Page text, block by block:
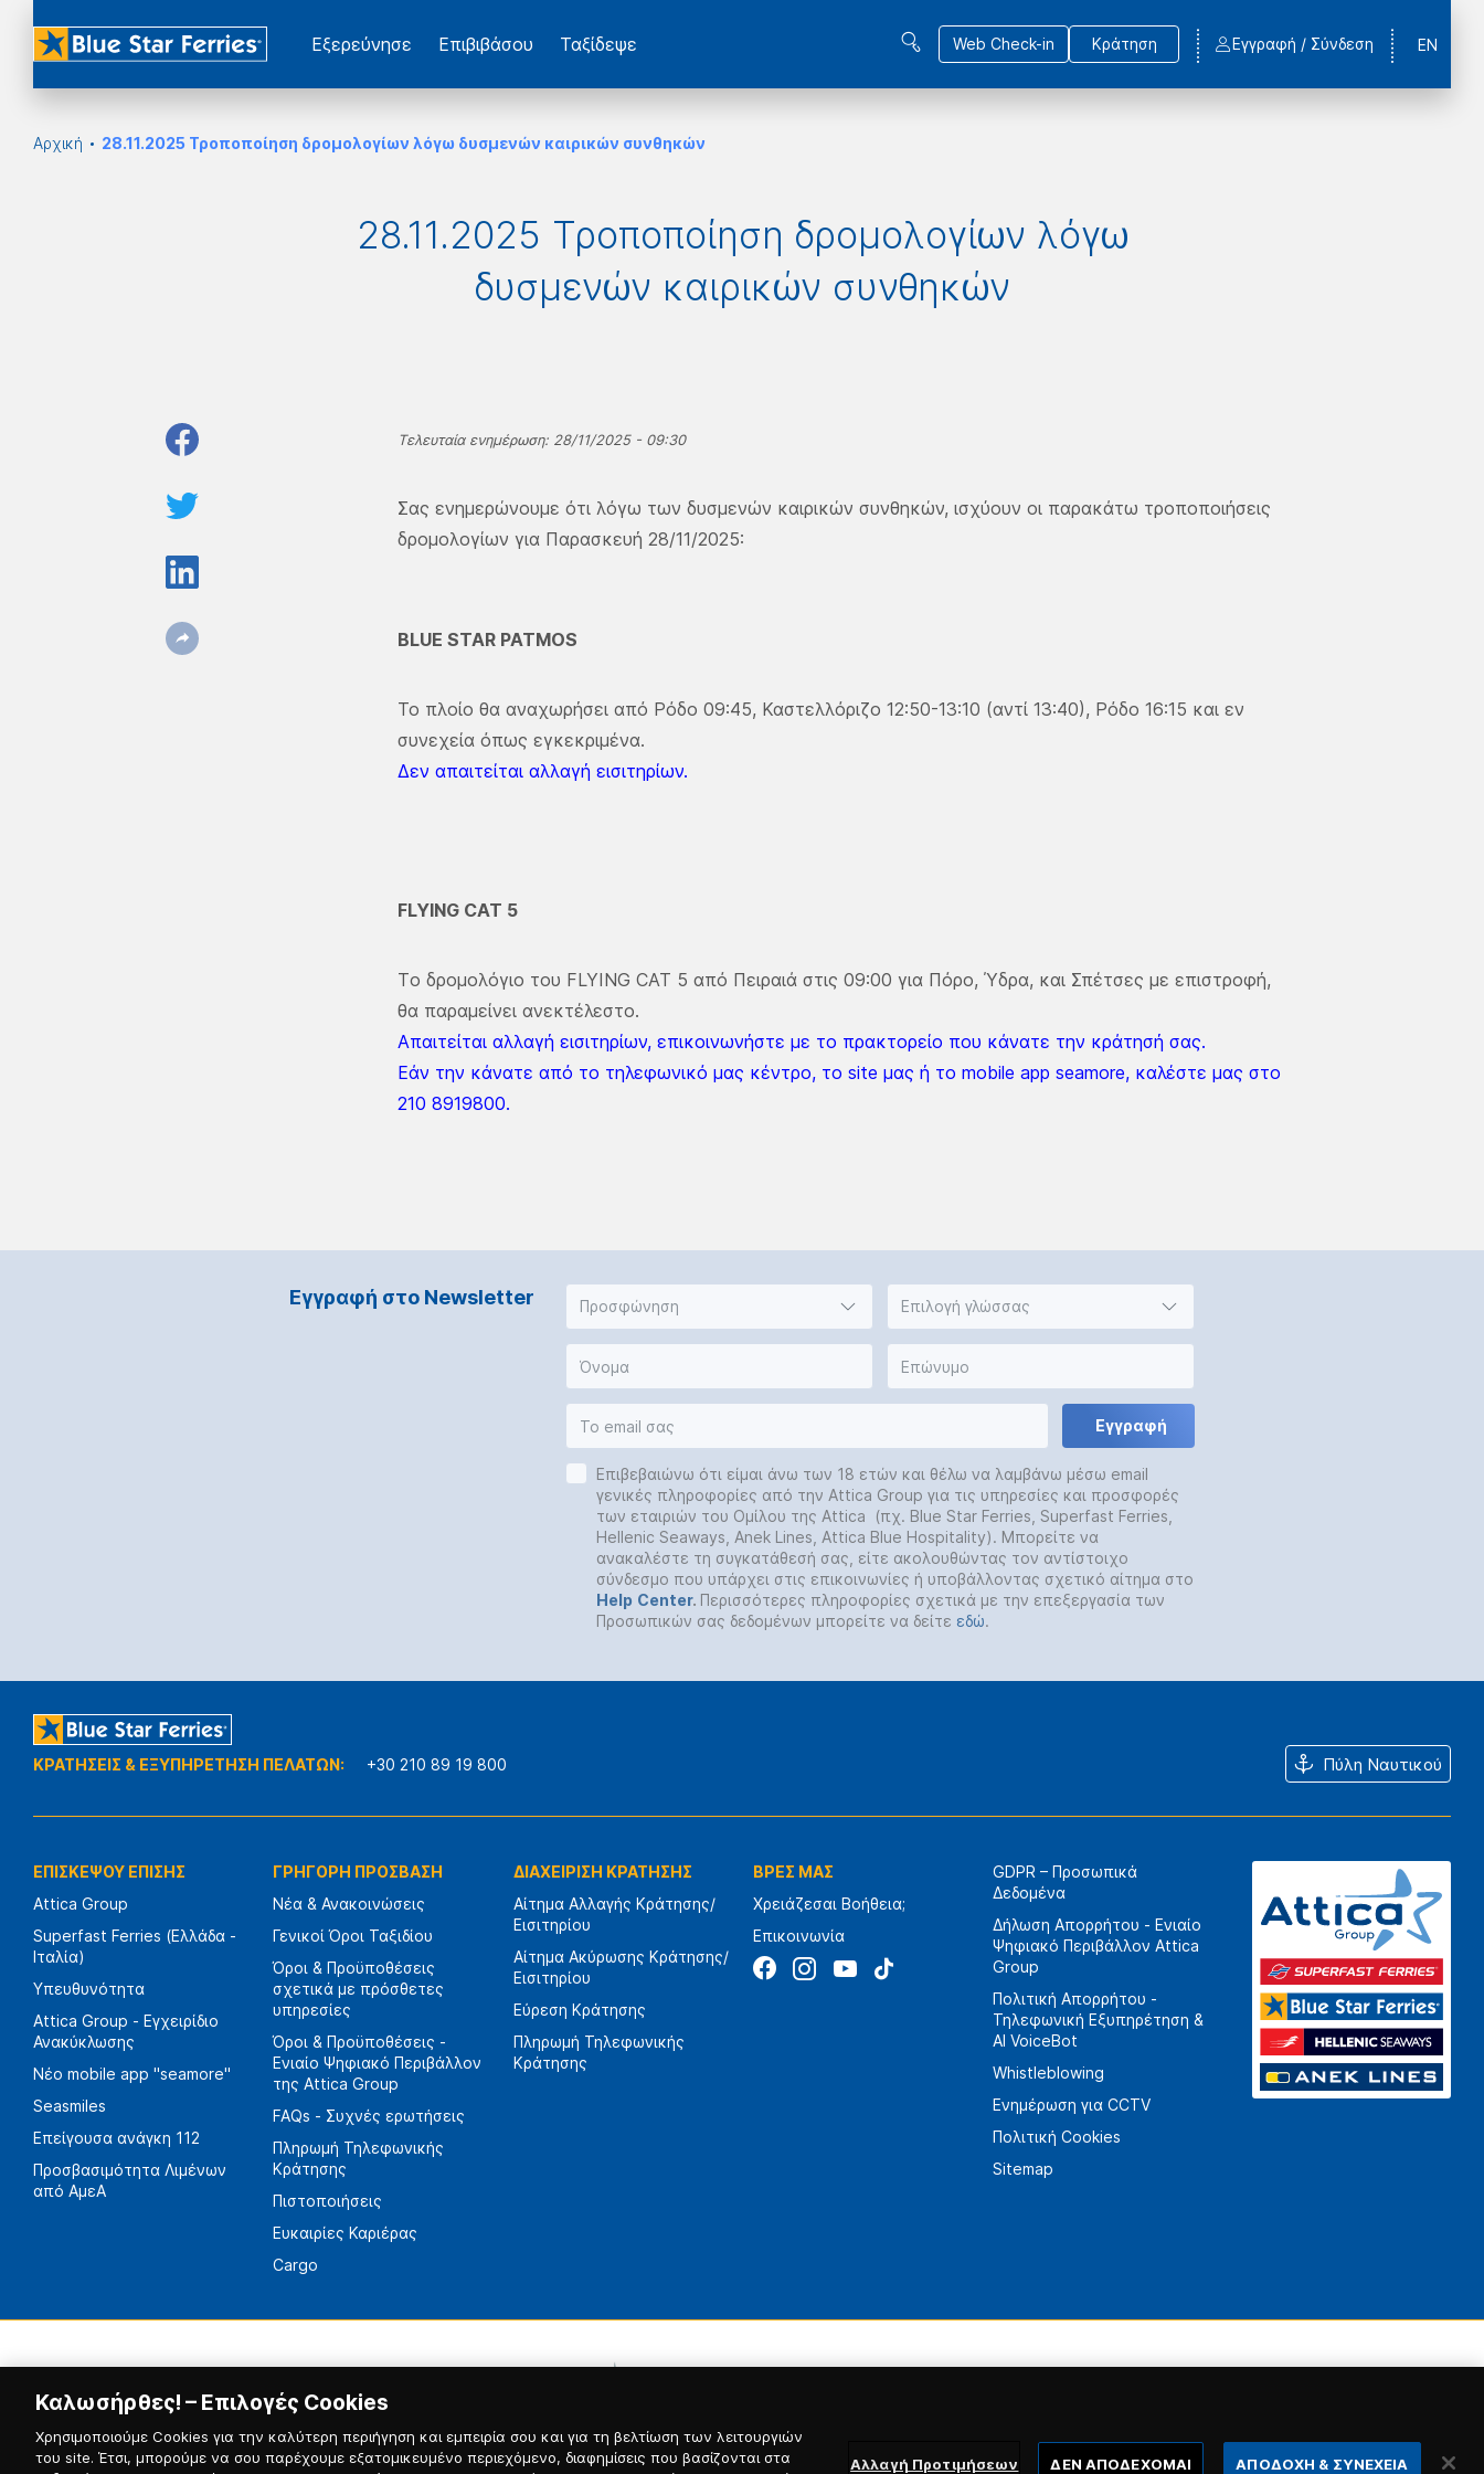
Εξερεύνησε Επιβιβάσου Ταξίδεψε Web Check-in Κράτηση EN
Εγγραφή / Σύνδεση
Αρχική 28.11.2025 Τροποποίηση δρομολογίων λόγω δυσμενών καιρικών συνθηκών
28.11.2025 Τροποποίηση δρομολογίων λόγω
δυσμενών καιρικών συνθηκών
Τελευταία ενημέρωση: 28/11/2025 - 09:30
Σας ενημερώνουμε ότι λόγω των δυσμενών καιρικών συνθηκών, ισχύουν οι παρακάτω τροποποιήσεις
δρομολογίων για Παρασκευή 28/11/2025:
BLUE STAR PATMOS
Το πλοίο θα αναχωρήσει από Ρόδο 09:45, Καστελλόριζο 12:50-13:10 (αντί 13:40), Ρόδο 16:15 και εν
συνεχεία όπως εγκεκριμένα.
Δεν απαιτείται αλλαγή εισιτηρίων.
FLYING CAT 5
Τo δρομολόγιο του FLYING CAT 5 από Πειραιά στις 09:00 για Πόρο, Ύδρα, και Σπέτσες με επιστροφή,
θα παραμείνει ανεκτέλεστο.
Απαιτείται αλλαγή εισιτηρίων, επικοινωνήστε με το πρακτορείο που κάνατε την κράτησή σας.
Εάν την κάνατε από το τηλεφωνικό μας κέντρο, το site μας ή το mobile app seamore, καλέστε μας στο
210 8919800.
Εγγραφή στο Νewsletter Προσφώνηση Επιλογή γλώσσας
Εγγραφή
Επιβεβαιώνω ότι είμαι άνω των 18 ετών και θέλω να λαμβάνω μέσω email
γενικές πληροφορίες από την Attica Group για τις υπηρεσίες και προσφορές
των εταιριών του Ομίλου της Attica (πχ. Blue Star Ferries, Superfast Ferries,
Hellenic Seaways, Anek Lines, Attica Blue Hospitality). Μπορείτε να
ανακαλέστε τη συγκατάθεσή σας, είτε ακολουθώντας τον αντίστοιχο
σύνδεσμο που υπάρχει στις επικοινωνίες ή υποβάλλοντας σχετικό αίτημα στο
Help Center. Περισσότερες πληροφορίες σχετικά με την επεξεργασία των
Προσωπικών σας δεδομένων μπορείτε να δείτε εδώ.
ΚΡΑΤΗΣΕΙΣ & ΕΞΥΠΗΡΕΤΗΣΗ ΠΕΛΑΤΩΝ: +30 210 89 19 800 Πύλη Ναυτικού
ΕΠΙΣΚΕΨΟΥ ΕΠΙΣΗΣ
Attica Group
Superfast Ferries (Ελλάδα -
Ιταλία)
Υπευθυνότητα
Attica Group - Εγχειρίδιο
Ανακύκλωσης
Νέο mobile app "seamore"
Seasmiles
Επείγουσα ανάγκη 112
Προσβασιμότητα Λιμένων
από ΑμεΑ
ΓΡΗΓΟΡΗ ΠΡΟΣΒΑΣΗ
Νέα & Ανακοινώσεις
Γενικοί Όροι Ταξιδίου
Όροι & Προϋποθέσεις
σχετικά με πρόσθετες
υπηρεσίες
Όροι & Προϋποθέσεις -
Ενιαίο Ψηφιακό Περιβάλλον
της Attica Group
FAQs - Συχνές ερωτήσεις
Πληρωμή Τηλεφωνικής
Κράτησης
Πιστοποιήσεις
Ευκαιρίες Καριέρας
Cargo
ΔΙΑΧΕΙΡΙΣΗ ΚΡΑΤΗΣΗΣ
Αίτημα Αλλαγής Κράτησης/
Εισιτηρίου
Αίτημα Ακύρωσης Κράτησης/
Εισιτηρίου
Εύρεση Κράτησης
Πληρωμή Τηλεφωνικής
Κράτησης
ΒΡΕΣ ΜΑΣ
Χρειάζεσαι Βοήθεια;
Επικοινωνία
GDPR – Προσωπικά
Δεδομένα
Δήλωση Απορρήτου - Ενιαίο
Ψηφιακό Περιβάλλον Attica
Group
Πολιτική Απορρήτου -
Τηλεφωνική Εξυπηρέτηση &
AI VoiceBot
Whistleblowing
Ενημέρωση για CCTV
Πολιτική Cookies
Sitemap
Καλωσήρθες! – Επιλογές Cookies
Χρησιμοποιούμε Cookies για την καλύτερη περιήγηση και εμπειρία σου και για τη βελτίωση των λειτουργιών
του site. Έτσι, μπορούμε να σου παρέχουμε εξατομικευμένο περιεχόμενο, διαφημίσεις που βασίζονται στα
Αλλαγή Προτιμήσεων ΔΕΝ ΑΠΟΔΕΧΟΜΑΙ ΑΠΟΔΟΧΗ & ΣΥΝΕΧΕΙΑ